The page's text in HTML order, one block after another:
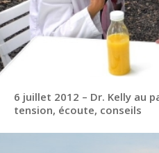
6 juillet 2012 – Dr. Kelly au
tension, écoute, conseils